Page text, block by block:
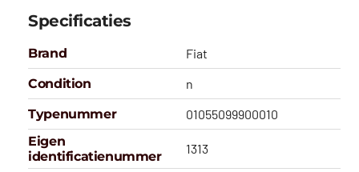
Specificaties
Brand
Fiat
Condition
n
Typenummer
01055099900010
Eigen
identificatienummer
1313